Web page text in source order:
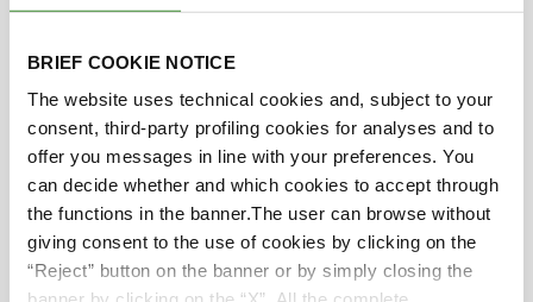
BRIEF COOKIE NOTICE
The website uses technical cookies and, subject to your
consent, third-party profiling cookies for analyses and to
offer you messages in line with your preferences. You
can decide whether and which cookies to accept through
the functions in the banner.The user can browse without
giving consent to the use of cookies by clicking on the
“Reject” button on the banner or by simply closing the
um mundo onde a igualdade de género
Protagonistas